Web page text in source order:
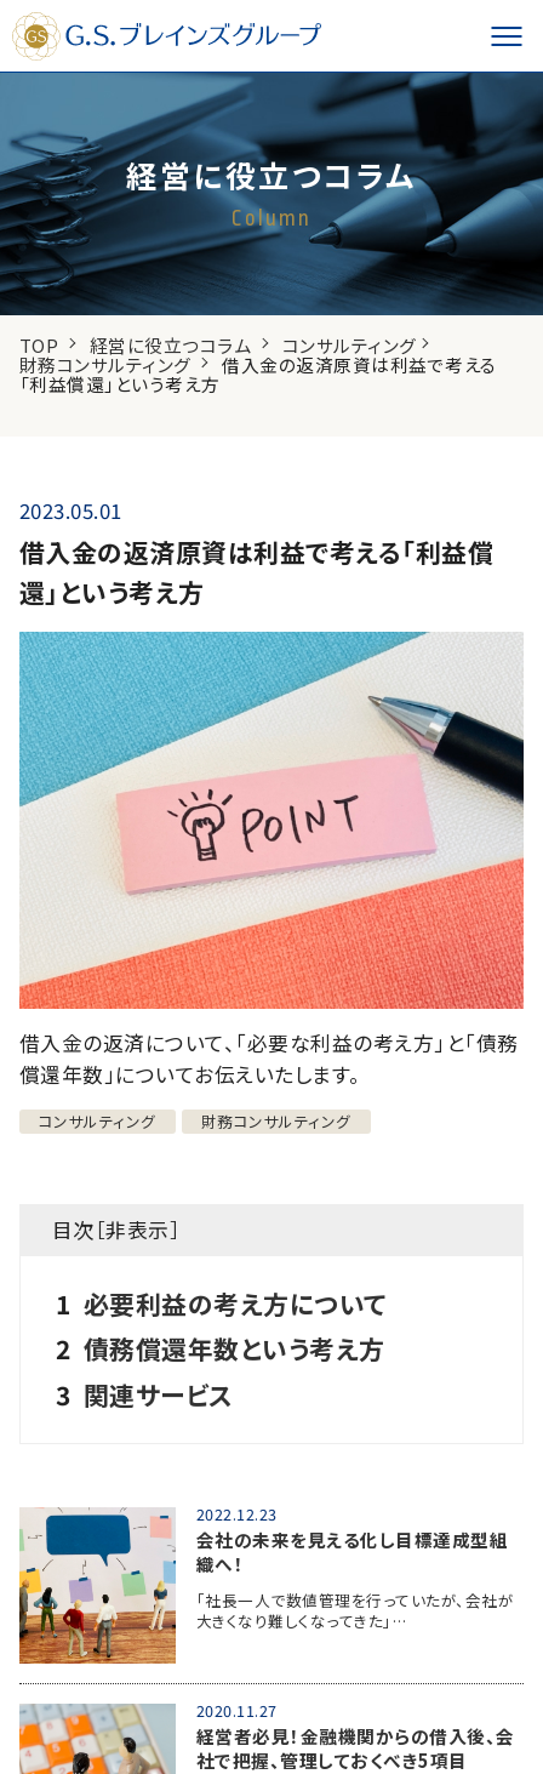
経営に役立つコラム
Column
TOP 経営に役立つコラム コンサルティング
財務コンサルティング 借入金の返済原資は利益で考える
「利益償還」という考え方
2023.05.01
借入金の返済原資は利益で考える「利益償
還」という考え方
借入金の返済について、「必要な利益の考え方」と「債務
償還年数」についてお伝えいたします。
コンサルティング 財務コンサルティング
目次［非表示］
1 必要利益の考え方について
2 債務償還年数という考え方
3 関連サービス
2022.12.23
会社の未来を見える化し目標達成型組
織へ！
「社長一人で数値管理を行っていたが、会社が
大きくなり難しくなってきた」…
2020.11.27
経営者必見！金融機関からの借入後、会
社で把握、管理しておくべき5項目